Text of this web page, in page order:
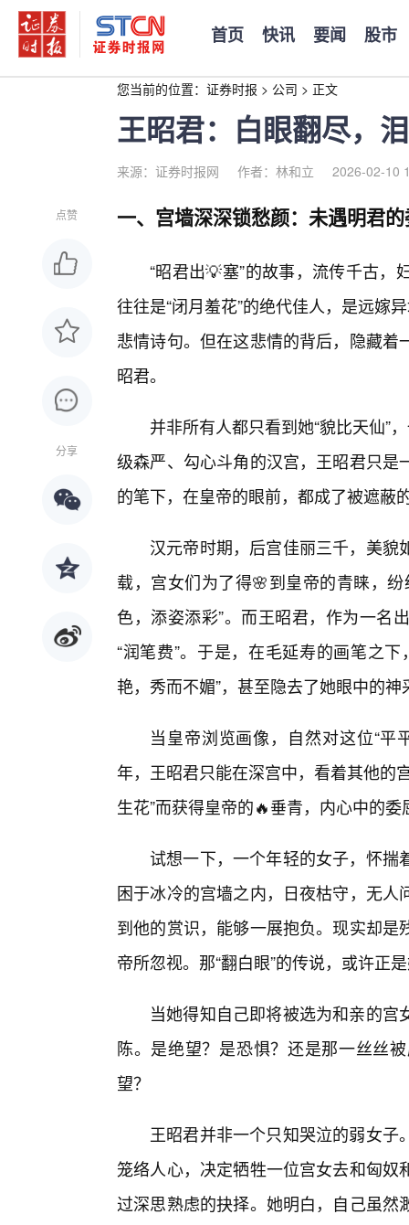
首页 快讯 要闻 股市
您当前的位置： 证券时报 > 公司 > 正文
王昭君：白眼翻尽，
来源：证券时报网 作者：林和立 2026-02-10
点赞
分享
一、宫墙深深锁愁颜：未遇明君
“昭君出💡塞”的故事，流传千古
往往是“闭月羞花”的绝代佳人，是远嫁
悲情诗句。但在这悲情的背后，隐藏
昭君。
并非所有人都只看到她“貌比天仙”
级森严、勾心斗角的汉宫，王昭君只
的笔下，在皇帝的眼前，都成了被遮蔽
汉元帝时期，后宫佳丽三千，美
载，宫女们为了得🌸到皇帝的青睐，
色，添姿添彩”。而王昭君，作为一名
“润笔费”。于是，在毛延寿的画笔之
艳，秀而不媚”，甚至隐去了她眼中的
当皇帝浏览画像，自然对这位“平
年，王昭君只能在深宫中，看着其他的
生花”而获得皇帝的🔥垂青，内心中的
试想一下，一个年轻的女子，怀揣
困于冰冷的宫墙之内，日夜枯守，无
到他的赏识，能够一展抱负。现实却
帝所忽视。那“翻白眼”的传说，或许正
当她得知自己即将被选为和亲的
陈。是绝望？是恐惧？还是那一丝丝
望？
王昭君并非一个只知哭泣的弱女
笼络人心，决定牺牲一位宫女去和匈
过深思熟虑的抉择。她明白，自己虽